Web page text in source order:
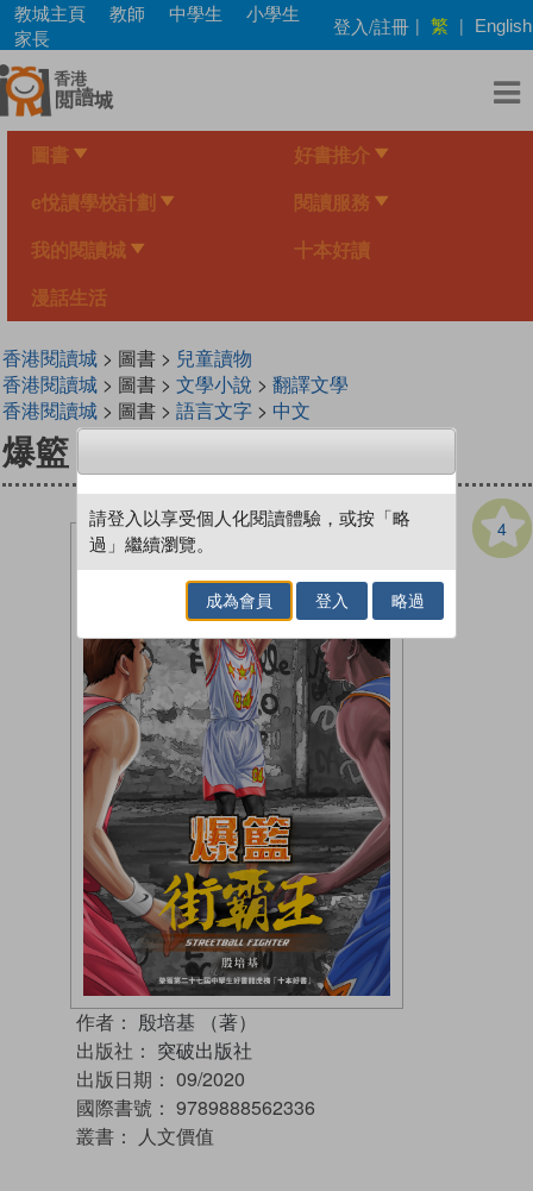
Skip
main
content
教城主頁 教師 中學生
小學生
家長
登入/註冊 | 繁 | English
圖書 好書推介
e悅讀學校計劃 閱讀服務
我的閱讀城 十本好讀
漫話生活
香港閱讀城> 圖書 > 兒童讀物
香港閱讀城> 圖書 > 文學小說 > 翻譯文學
香港閱讀城> 圖書 > 語言文字> 中文
爆籃 街霸王 (二版)
4
作者： 殷培基 （著）
出版社： 突破出版社
出版日期： 09/2020
國際書號： 9789888562336
叢書：
人文價值
請登入以享受個人化閱讀體驗，或按「略
過」繼續瀏覽。
成為會員 登入 略過